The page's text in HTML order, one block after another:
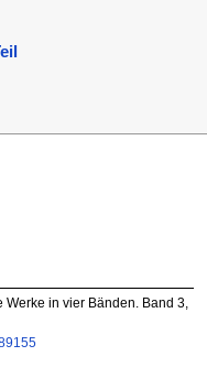
in vier Bänden. Band 3,